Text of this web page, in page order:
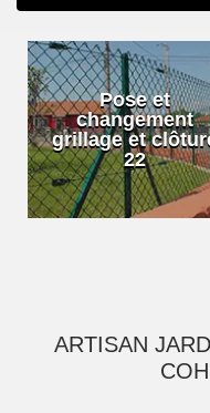
Pose et
changement
grillage et
22
ARTISAN